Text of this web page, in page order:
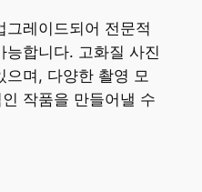
그레이드되어 전문적
능합니다. 고화질 사진
으며, 다양한 촬영 모
작품을 만들어낼 수